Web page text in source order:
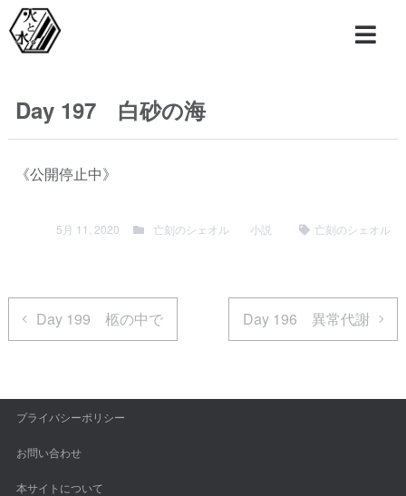
Day 197 白砂の海
《公開停止中》
5月 11, 2020 亡刻のシェオル 小説 亡刻のシェオル
Day 199 柩の中で Day 196 異常代謝
プライバシーポリシー
お問い合わせ
本サイトについて